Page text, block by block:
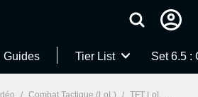
Guides Tier List Set 6.5 :
/ Combat Tactique (LoL) / TFT LoL Patch 9.16 : Nouvelle origine, Hextech, Camille, Jayce, Vi, Jinx